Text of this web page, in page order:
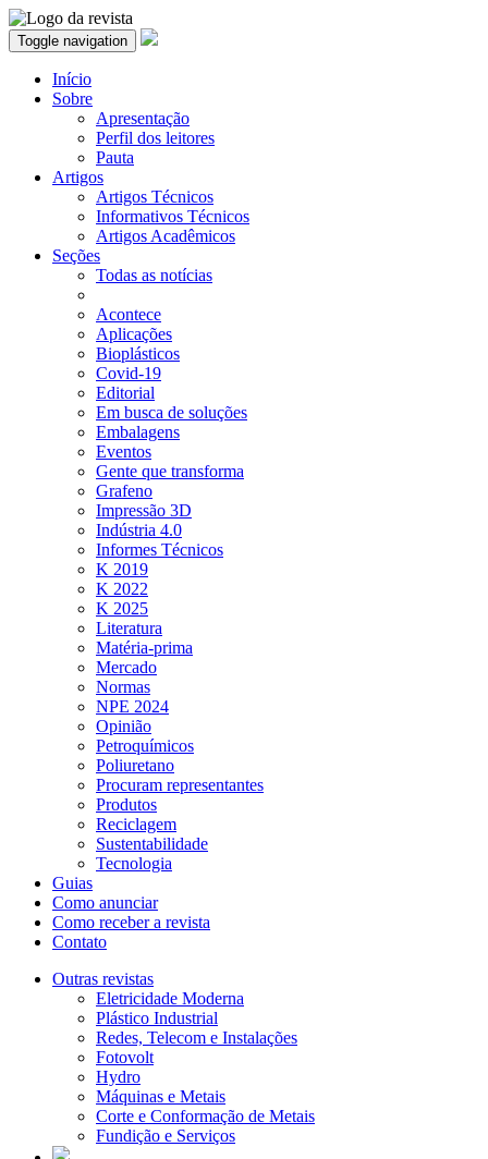
Toggle navigation
Início
Sobre
Apresentação
Perfil dos leitores
Pauta
Artigos
Artigos Técnicos
Informativos Técnicos
Artigos Acadêmicos
Seções
Todas as notícias
Acontece
Aplicações
Bioplásticos
Covid-19
Editorial
Em busca de soluções
Embalagens
Eventos
Gente que transforma
Grafeno
Impressão 3D
Indústria 4.0
Informes Técnicos
K 2019
K 2022
K 2025
Literatura
Matéria-prima
Mercado
Normas
NPE 2024
Opinião
Petroquímicos
Poliuretano
Procuram representantes
Produtos
Reciclagem
Sustentabilidade
Tecnologia
Guias
Como anunciar
Como receber a revista
Contato
Outras revistas
Eletricidade Moderna
Plástico Industrial
Redes, Telecom e Instalações
Fotovolt
Hydro
Máquinas e Metais
Corte e Conformação de Metais
Fundição e Serviços